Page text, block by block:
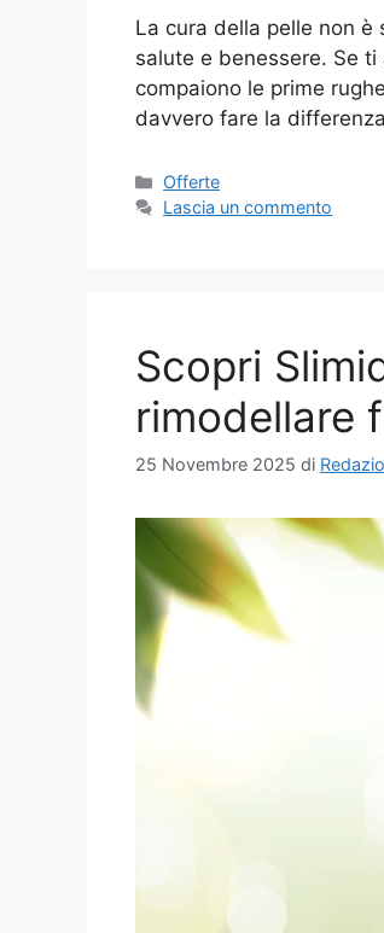
La cura della pelle non
salute e benessere. Se
compaiono le prime
davvero fare la
Categorie
Offerte
Lascia un commento
Scopri
rimodellare
25 Novembre 2025 di